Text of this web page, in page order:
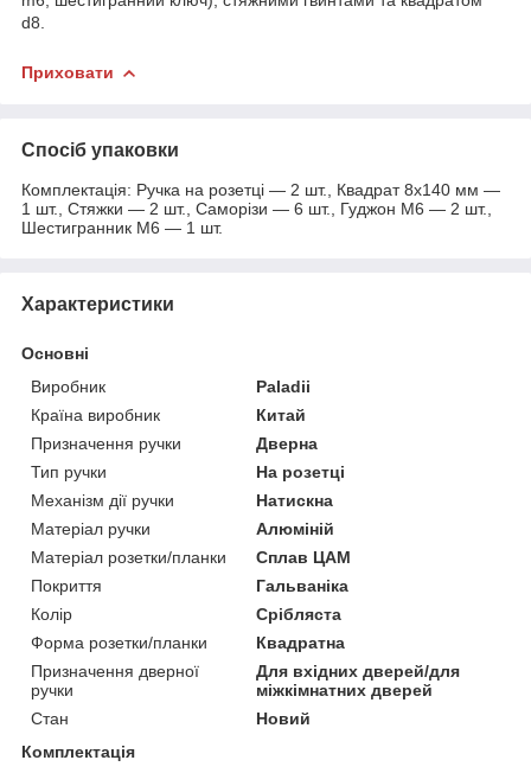
d8.
Приховати
Спосіб упаковки
Комплектація: Ручка на розетці — 2 шт., Квадрат 8х140 мм —
1 шт., Стяжки — 2 шт., Саморізи — 6 шт., Гуджон М6 — 2 шт.,
Шестигранник М6 — 1 шт.
Характеристики
Основні
Виробник
Paladii
Країна виробник
Китай
Призначення ручки
Дверна
Тип ручки
На розетці
Механізм дії ручки
Натискна
Матеріал ручки
Алюміній
Матеріал розетки/планки
Сплав ЦАМ
Покриття
Гальваніка
Колір
Срібляста
Форма розетки/планки
Квадратна
Призначення дверної
ручки
Для вхідних дверей/для
міжкімнатних дверей
Стан
Новий
Комплектація